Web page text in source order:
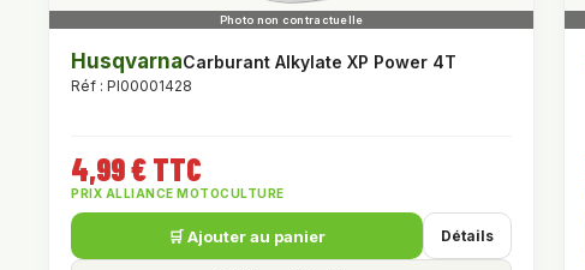
HusqvarnaCarburant Alkylate XP Power 4T
Réf : PI00001428
4,99 € TTC
PRIX ALLIANCE MOTOCULTURE
🛒 Ajouter au panier Détails